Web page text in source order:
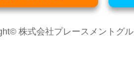
株式会社プレースメントグ